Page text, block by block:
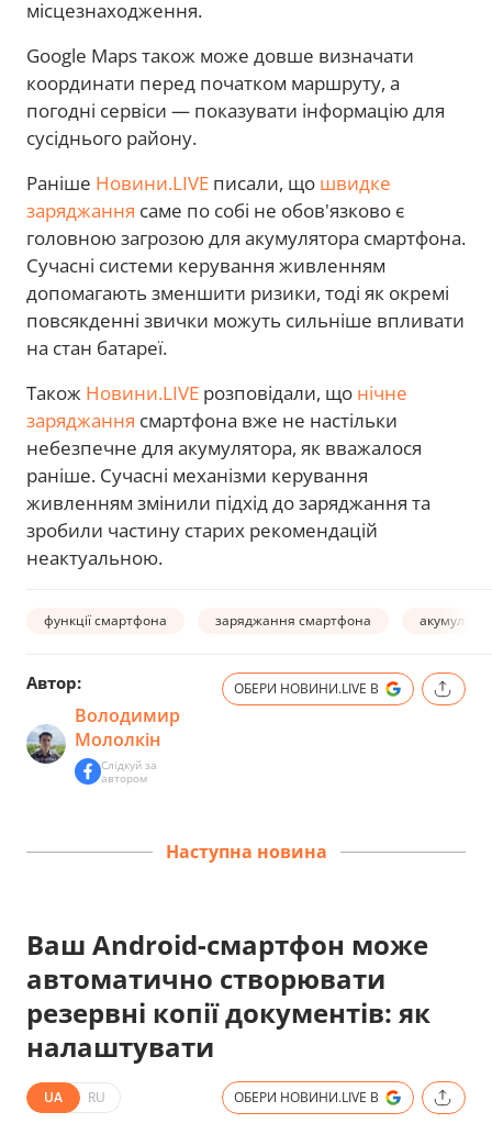
місцезнаходження.
Google Maps також може довше визначати
координати перед початком маршруту, а
погодні сервіси — показувати інформацію для
сусіднього району.
Раніше Новини.LIVE писали, що швидке
заряджання саме по собі не обов'язково є
головною загрозою для акумулятора смартфона.
Сучасні системи керування живленням
допомагають зменшити ризики, тоді як окремі
повсякденні звички можуть сильніше впливати
на стан батареї.
Також Новини.LIVE розповідали, що нічне
заряджання смартфона вже не настільки
небезпечне для акумулятора, як вважалося
раніше. Сучасні механізми керування
живленням змінили підхід до заряджання та
зробили частину старих рекомендацій
неактуальною.
функції смартфона заряджання смартфона
Автор:
Володимир
Мололкін
Слідкуй за
автором
ОБЕРИ НОВИНИ.LIVE В
Наступна новина
Ваш Android-смартфон може
автоматично створювати
резервні копії документів: як
налаштувати
UA RU ОБЕРИ НОВИНИ.LIVE В